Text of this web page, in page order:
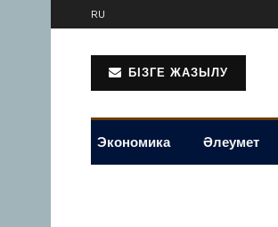
RU
БІЗГЕ ЖАЗЫЛУ
Экономика Әлеумет